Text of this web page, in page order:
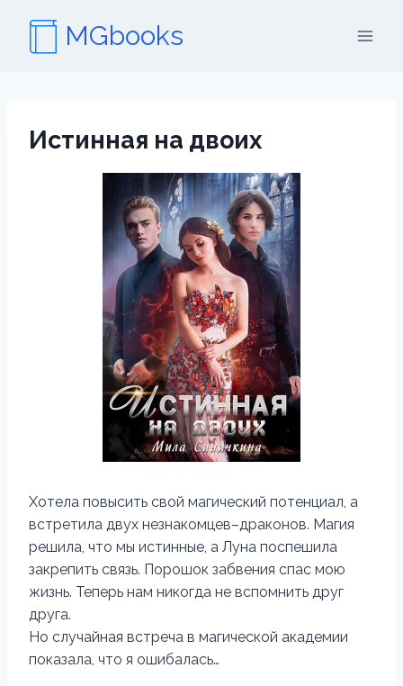
содержимому
MGbooks
Истинная на двоих
Хотела повысить свой магический потенциал, а
встретила двух незнакомцев–драконов. Магия
решила, что мы истинные, а Луна поспешила
закрепить связь. Порошок забвения спас мою
жизнь. Теперь нам никогда не вспомнить друг
друга.
Но случайная встреча в магической академии
показала, что я ошибалась…